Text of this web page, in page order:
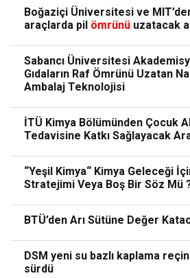
Boğaziçi Üniversitesi ve
araçlarda pil ömrünü uzatacak
Sabancı Üniversitesi
Gıdaların Raf Ömrünü Uzatan
Ambalaj Teknolojisi
İTÜ Kimya Bölümünden Çocuk
Tedavisine Katkı Sağlayacak
“Yeşil Kimya“ Kimya Geleceği
Stratejimi Veya Boş Bir Söz Mü
BTÜ’den Arı Sütüne Değer
DSM yeni su bazlı kaplama
sürdü